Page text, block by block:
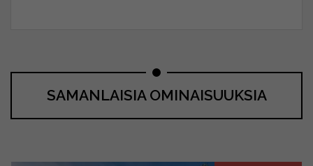
SAMANLAISIA OMINAISUUKSIA